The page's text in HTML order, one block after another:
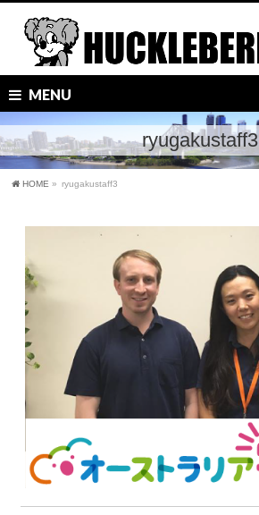
MENU
ryugakustaff3
HOME » ryugakustaff3